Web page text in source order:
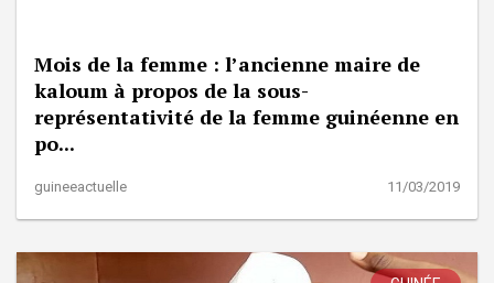
Mois de la femme : l’ancienne maire de
kaloum à propos de la sous-
représentativité de la femme guinéenne en
po...
guineeactuelle 11/03/2019